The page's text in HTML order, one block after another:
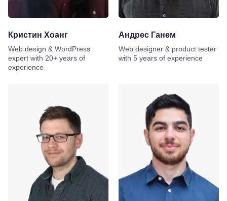
Кристин Хоанг
Web design & WordPress
expert with 20+ years of
experience
Андрес Ганем
Web designer & product tester
with 5 years of experience